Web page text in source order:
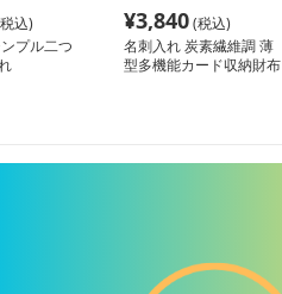
込)
プル二つ
¥3,840(税込)
名刺入れ 炭素繊維調 薄
型多機能カード収納財布